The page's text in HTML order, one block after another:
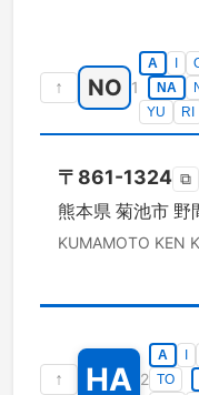
↑ NO 1
A
NA
YU
RI
〒 861-1324 ⧉
熊本県 菊池市 野
KUMAMOTO KEN
↑ HA 2
A
TO